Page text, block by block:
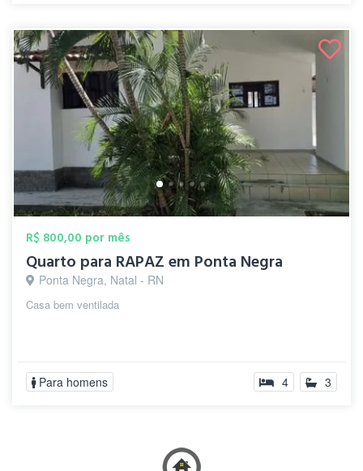
R$ 800,00 por mês
Quarto para RAPAZ em Ponta Negra
Ponta Negra, Natal - RN
Casa bem ventilada
Para homens 4 3